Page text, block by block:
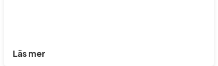
Läs mer